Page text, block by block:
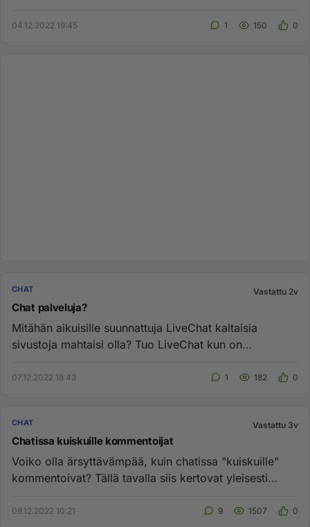
04.12.2022 19:45 1 150 0
CHAT Vastattu 2v
Chat palveluja?
Mitähän aikuisille suunnattuja LiveChat kaltaisia
sivustoja mahtaisi olla? Tuo LiveChat kun on
07.12.2022 18:43 1 182 0
CHAT Vastattu 3v
Chatissa kuiskuille kommentoijat
Voiko olla ärsyttävämpää, kuin chatissa "kuiskuille"
kommentoivat? Tällä tavalla siis kertovat yleisesti
08.12.2022 10:21 9 1507 0